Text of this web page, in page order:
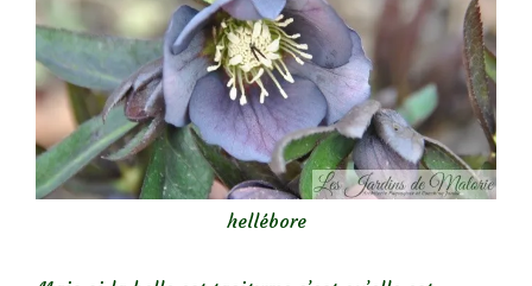
hellébore